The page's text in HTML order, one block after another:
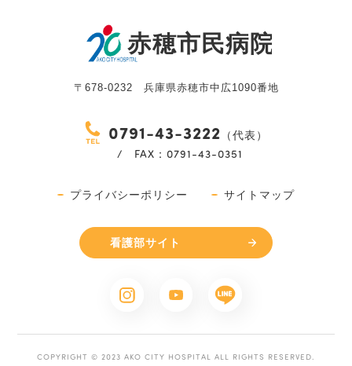
〒678-0232 兵庫県赤穂市中広1090番地
0791-43-3222 （代表）
/ FAX：0791-43-0351
プライバシーポリシー サイトマップ
看護部サイト
COPYRIGHT © 2023 AKO CITY HOSPITAL ALL RIGHTS RESERVED.